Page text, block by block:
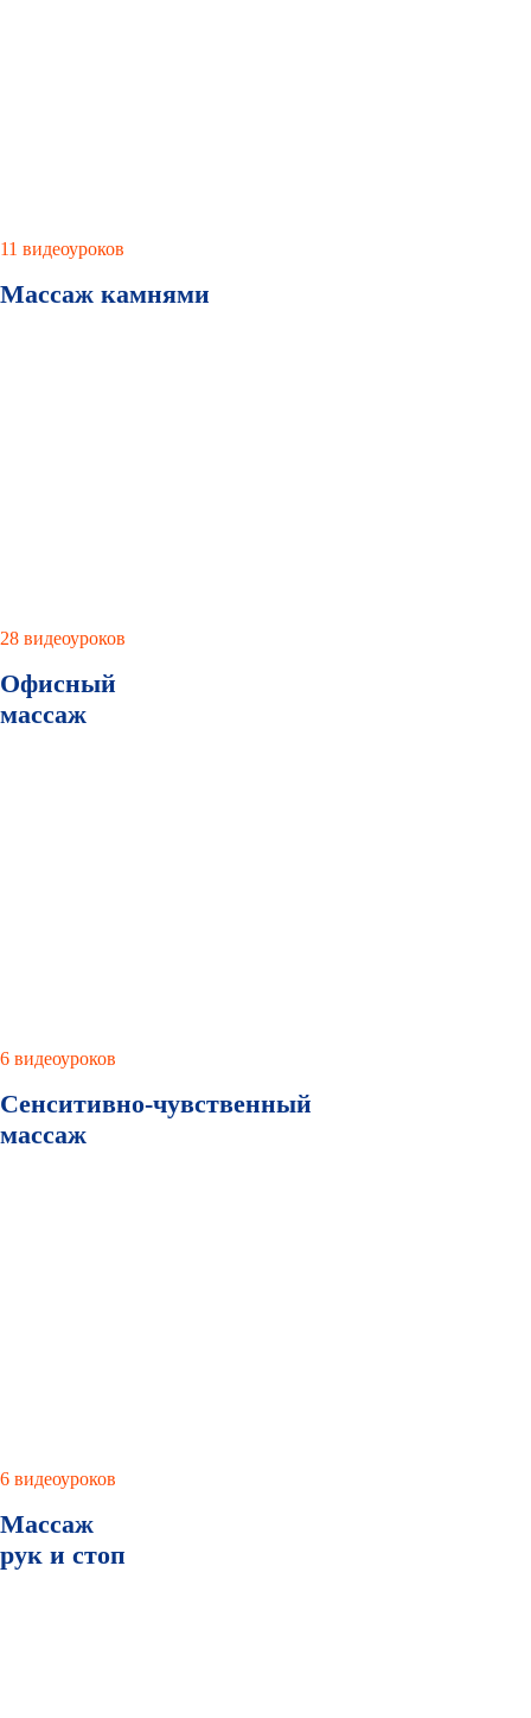
11 видеоуроков
Массаж камнями
28 видеоуроков
Офисный
массаж
6 видеоуроков
Сенситивно-чувственный
массаж
6 видеоуроков
Массаж
рук и стоп